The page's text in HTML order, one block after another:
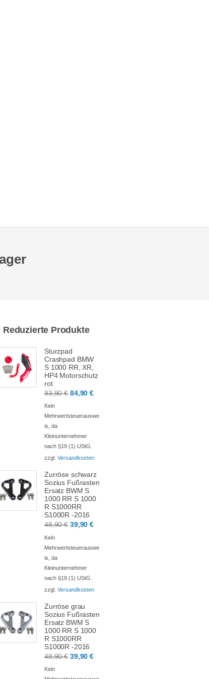
Reduzierte Produkte
Sturzpad
Crashpad BMW
S 1000 RR, XR,
HP4 Motorschutz
rot
93,90€ Ursprünglicher
war:
84,90€Aktueller
ist:
Kein
Mehrwertsteuerauswe
is, da
Kleinunternehmer
nach §19 (1) UStG.
zzgl. Versandkosten
Zurröse schwarz
Sozius Fußrasten
Ersatz BWM S
1000 RR S 1000
R S1000RR
S1000R -2016
48,90€ Ursprünglicher
war:
39,90€Aktueller
ist:
Kein
Mehrwertsteuerauswe
is, da
Kleinunternehmer
nach §19 (1) UStG.
zzgl. Versandkosten
Zurröse grau
Sozius Fußrasten
Ersatz BWM S
1000 RR S 1000
R S1000RR
S1000R -2016
48,90€ Ursprünglicher
39,90€Aktueller
Kein